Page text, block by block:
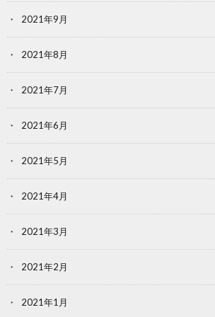
2021年9月
2021年8月
2021年7月
2021年6月
2021年5月
2021年4月
2021年3月
2021年2月
2021年1月